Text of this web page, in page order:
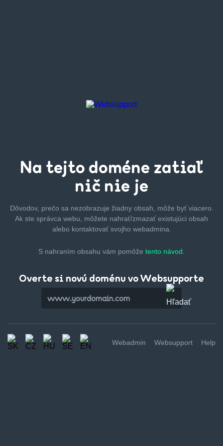
Na tejto doméne zatiaľ
nič nie je
Dôvodov, prečo sa nezobrazuje žiadny obsah, môže byťviacero.
Ak ste správca webu, môžete nahrať/zmazaťexistujúci obsah
alebo kontaktovať svojho webadmina.
S nahraním obsahu vám pomôže tento návod.
Overte si novú doménu vo Websupporte
Webadmin Websupport Help